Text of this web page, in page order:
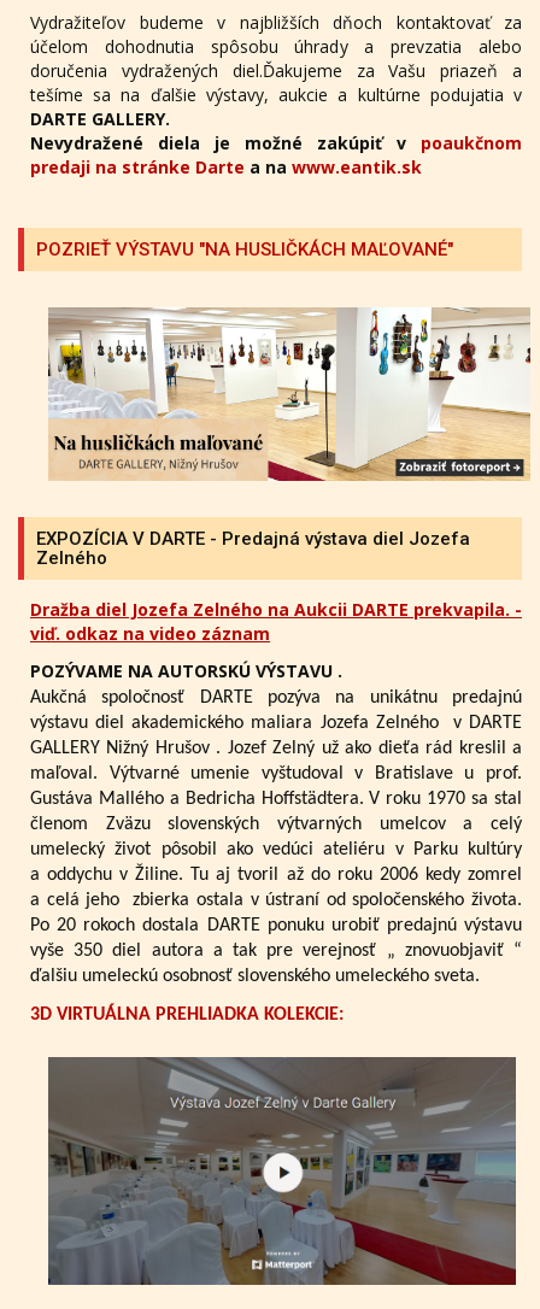
Vydražiteľov budeme v najbližších dňoch kontaktovať za
účelom dohodnutia spôsobu úhrady a prevzatia alebo
doručenia vydražených diel.Ďakujeme za Vašu priazeň a
tešíme sa na ďalšie výstavy, aukcie a kultúrne podujatia v
DARTE GALLERY.
Nevydražené diela je možné zakúpiť v poaukčnom
predaji na stránke Darte a na www.eantik.sk
POZRIEŤ VÝSTAVU "NA HUSLIČKÁCH MAĽOVANÉ"
EXPOZÍCIA V DARTE - Predajná výstava diel Jozefa
Zelného
Dražba diel Jozefa Zelného na Aukcii DARTE prekvapila. -
viď. odkaz na video záznam
POZÝVAME NA AUTORSKÚ VÝSTAVU .
Aukčná spoločnosť DARTE pozýva na unikátnu predajnú
výstavu diel akademického maliara Jozefa Zelného
v DARTE
GALLERY Nižný Hrušov . Jozef Zelný už ako dieťa rád kreslil a
maľoval. Výtvarné umenie vyštudoval v Bratislave u prof.
Gustáva Mallého a Bedricha Hoffstädtera. V roku 1970 sa stal
členom Zväzu slovenských výtvarných umelcov a celý
umelecký život pôsobil ako vedúci ateliéru v Parku kultúry
a oddychu v Žiline. Tu aj tvoril až do roku 2006 kedy zomrel
a celá jeho zbierka ostala v ústraní od spoločenského života.
Po 20 rokoch dostala DARTE ponuku urobiť predajnú výstavu
vyše 350 diel autora a tak pre verejnosť „ znovuobjaviť “
ďalšiu umeleckú osobnosť slovenského umeleckého sveta.
3D VIRTUÁLNA PREHLIADKA KOLEKCIE: